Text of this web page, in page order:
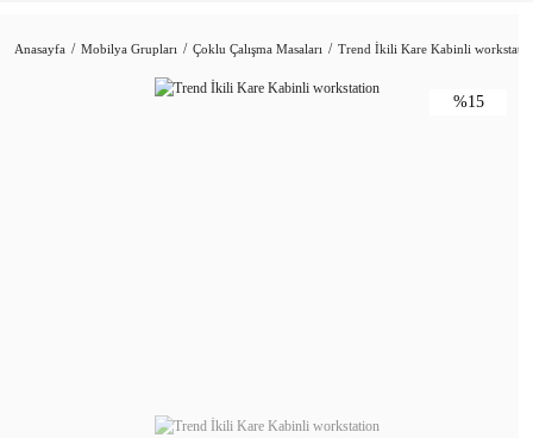
Anasayfa Mobilya Grupları Çoklu Çalışma Masaları Trend İkili Kare Kabinli
%15